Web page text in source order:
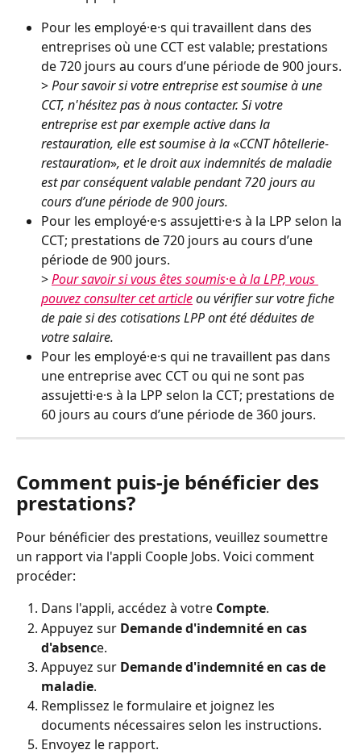
Pour les employé⸱e⸱s qui travaillent dans des
entreprises où une CCT est valable; prestations
de 720 jours au cours d’une période de 900 jours.
> Pour savoir si votre entreprise est soumise à une
CCT, n'hésitez pas à nous contacter. Si votre
entreprise est par exemple active dans la
restauration, elle est soumise à la «CCNT hôtellerie-
restauration», et le droitaux indemnités de maladie
est par conséquent valable pendant 720 jours au
cours d’une période de 900 jours.
Pour les employé⸱e⸱s assujetti⸱e⸱s à la LPP selon la
CCT; prestations de 720 jours au cours d’une
période de 900 jours.
> Pour savoir si vous êtes soumis⸱e à la LPP, vous
pouvez consulter cet article ou vérifier sur votre fiche
de paie si des cotisations LPP ont été déduites de
votre salaire.
Pour les employé⸱e⸱s qui ne travaillent pas dans
une entreprise avec CCT ou qui ne sont pas
assujetti⸱e⸱s à la LPP selon la CCT; prestations de
60 jours au cours d’une période de 360 jours.
Comment puis-je bénéficier des
prestations?
Pour bénéficier des prestations, veuillez soumettre
un rapport via l'appli Coople Jobs. Voici comment
procéder:
Dans l'appli, accédez à votre Compte.
Appuyez sur Demande d'indemnité en cas
d'absence.
Appuyez sur Demande d'indemnité en cas de
maladie.
Remplissez le formulaire et joignez les
documents nécessaires selon les instructions.
Envoyez le rapport.